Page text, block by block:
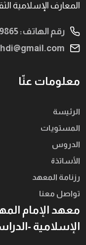
المعارف الإسلامية
رقم الهاتف: 009613519865
معلومات عنّا
الرئيسة
المستويات
الدروس
الأساتذة
رزنامة المعهد
تواصل معنا
معهد الإمام
الإسلامية -